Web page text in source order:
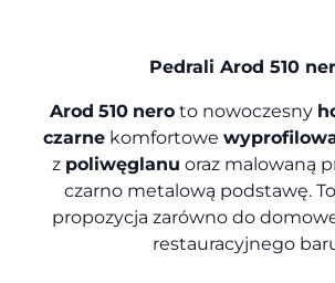
Pedrali Arod 510
Arod 510 neroto nowoczesny
czarnekomfortowe
z poliwęglanu oraz malowaną
czarno metalową podstawę.
propozycja zarówno do
restauracyjnego